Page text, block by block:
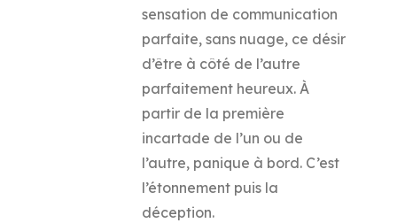
sensation de communication
parfaite, sans nuage, ce désir
d’être à côté de l’autre
parfaitement heureux. À
partir de la première
incartade de l’un ou de
l’autre, panique à bord. C’est
l’étonnement puis la
déception.